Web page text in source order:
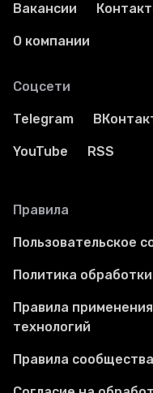
Вакансии
О компании
Соцсети
Telegram
YouTube RSS
Правила
Пользовательское
Политика
Правила
технологий
Правила сообщества